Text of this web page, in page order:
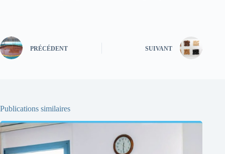
PRÉCÉDENT SUIVANT
Publications similaires